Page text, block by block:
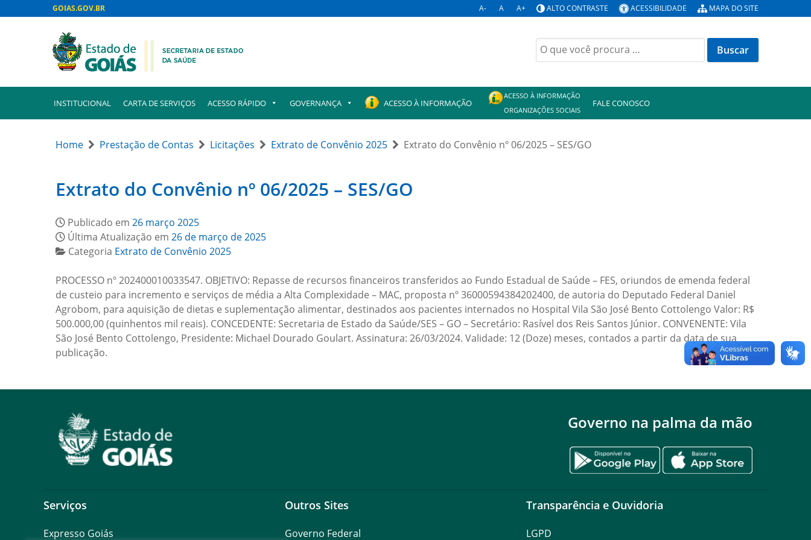
GOIAS.GOV.BR A- A A+ ALTO CONTRASTE ACESSIBILIDADE MAPA DO SITE
Buscar
por:
INSTITUCIONAL CARTA DE SERVIÇOS ACESSO RÁPIDO GOVERNANÇA ACESSO À INFORMAÇÃO
ACESSO À INFORMAÇÃO
ORGANIZAÇÕES SOCIAIS
FALE CONOSCO
Home Prestação de Contas Licitações Extrato de Convênio 2025 Extrato do Convênio nº 06/2025 – SES/GO
Extrato do Convênio nº 06/2025 – SES/GO
Publicado em 26 março 2025
Última Atualização em 26 de março de 2025
Categoria Extrato de Convênio 2025
PROCESSO nº 202400010033547. OBJETIVO: Repasse de recursos financeiros transferidos ao Fundo Estadual de Saúde – FES, oriundos de emenda federal
de custeio para incremento e serviços de média a Alta Complexidade – MAC, proposta nº 36000594384202400, de autoria do Deputado Federal Daniel
Agrobom, para aquisição de dietas e suplementação alimentar, destinados aos pacientes internados no Hospital Vila São José Bento Cottolengo Valor: R$
500.000,00 (quinhentos mil reais). CONCEDENTE: Secretaria de Estado da Saúde/SES – GO – Secretário: Rasível dos Reis Santos Júnior. CONVENENTE: Vila
São José Bento Cottolengo, Presidente: Michael Dourado Goulart. Assinatura: 26/03/2024. Validade: 12 (Doze) meses, contados a partir da data de sua
publicação.
Governo na palma da mão
Serviços
Expresso Goiás
Outros Sites
Governo Federal
Transparência e Ouvidoria
LGPD